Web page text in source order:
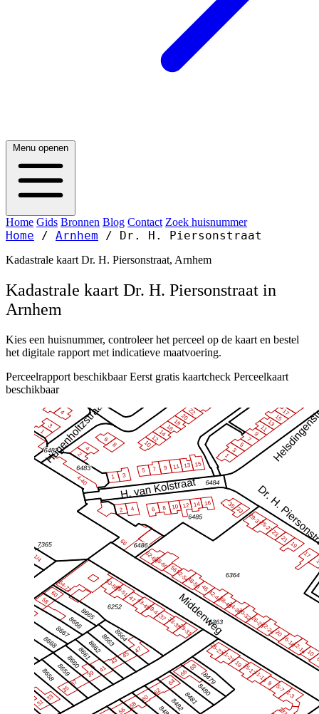
Menu openen
Home Gids Bronnen Blog Contact Zoek huisnummer
Home / Arnhem / Dr. H. Piersonstraat
Kadastrale kaart Dr. H. Piersonstraat, Arnhem
Kadastrale kaart Dr. H. Piersonstraat in
Arnhem
Kies een huisnummer, controleer het perceel op de kaart en bestel
het digitale rapport met indicatieve maatvoering.
Perceelrapport beschikbaar Eerst gratis kaartcheck Perceelkaart
beschikbaar